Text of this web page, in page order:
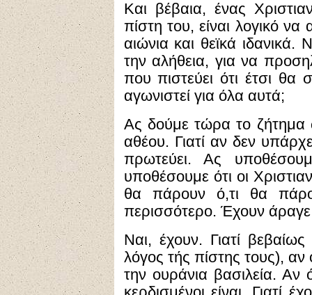
Και βέβαια, ένας
πίστη του, είναι λογικό
αιώνια και θεϊκά ιδανικά.
την αλήθεια, για να
που πιστεύει ότι έτσι
αγωνιστεί για όλα αυτά;
Ας δούμε τώρα το ζήτημα
αθέου. Γιατί αν δεν
πρωτεύει. Ας
υποθέσουμε ότι οι
θα πάρουν ό,τι θα
περισσότερο. Έχουν άραγε
Ναι, έχουν. Γιατί
λόγος τής πίστης τους),
την ουράνια βασιλεία.